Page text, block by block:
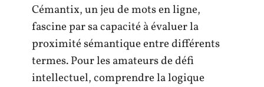
Cémantix, un jeu de mots en ligne,
fascine par sa capacité à évaluer la
proximité sémantique entre différents
termes. Pour les amateurs de défi
intellectuel, comprendre la logique